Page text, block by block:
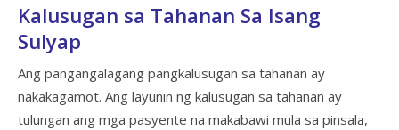
Kalusugan sa Tahanan Sa Isang
Sulyap
Ang pangangalagang pangkalusugan sa tahanan ay
nakakagamot. Ang layunin ng kalusugan sa tahanan ay
tulungan ang mga pasyente na makabawi mula sa pinsala,